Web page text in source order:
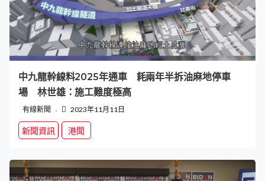
中九龍幹線料2025年通車 耗兩年半拆油麻地停車
場 林世雄：施工難度極高
有線新聞 2023年11月11日
新聞資訊 港聞